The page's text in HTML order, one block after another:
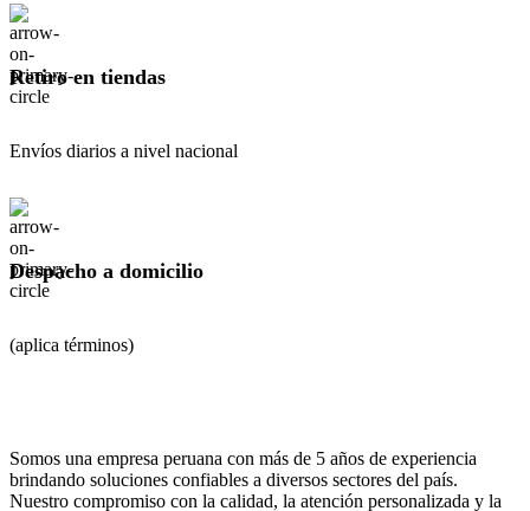
Retiro en tiendas
Envíos diarios a nivel nacional
Despacho a domicilio
(aplica términos)
Somos una empresa peruana con más de 5 años de experiencia
brindando soluciones confiables a diversos sectores del país.
Nuestro compromiso con la calidad, la atención personalizada y la